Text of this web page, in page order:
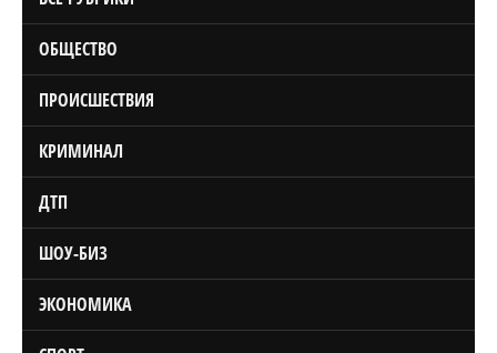
ОБЩЕСТВО
ПРОИСШЕСТВИЯ
КРИМИНАЛ
ДТП
ШОУ-БИЗ
ЭКОНОМИКА